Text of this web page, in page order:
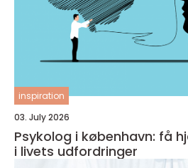
inspiration
03. July 2026
Psykolog i københavn: få
i livets udfordringer